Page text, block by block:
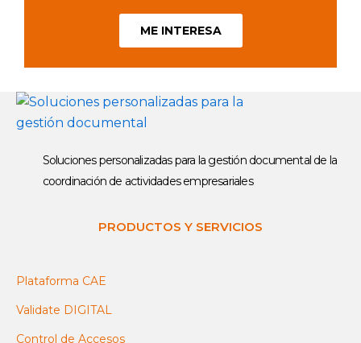
ME INTERESA
Soluciones personalizadas para la gestión documental de la
coordinación de actividades empresariales
PRODUCTOS Y SERVICIOS
Plataforma CAE
Validate DIGITAL
Control de Accesos